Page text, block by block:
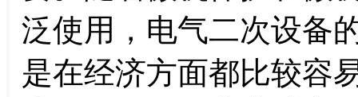
泛使用，电气二次设备
是在经济方面都比较容